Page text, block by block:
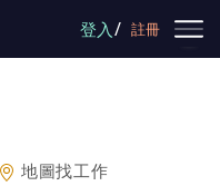
登入/ 註冊
地圖找工作